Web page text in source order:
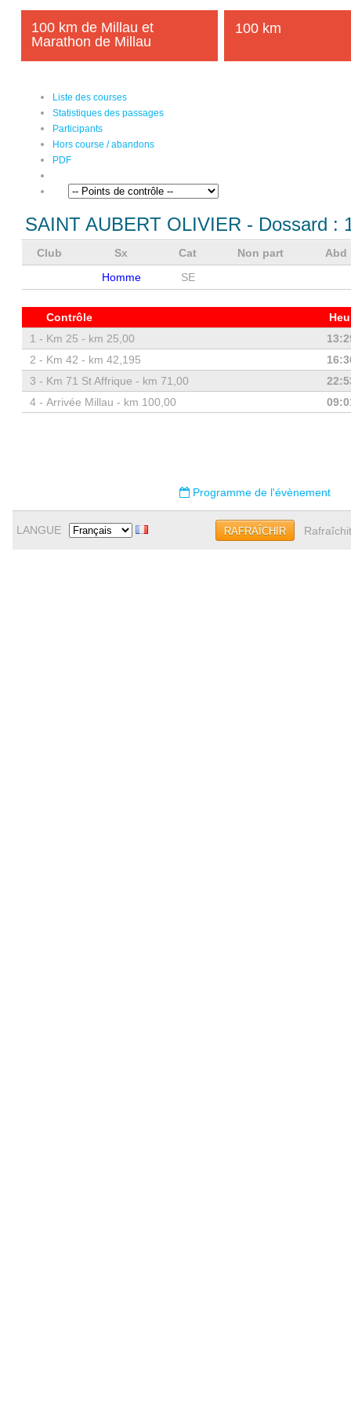
100 km de Millau et
Marathon de Millau
100 km
Liste des courses
Statistiques des passages
Participants
Hors course / abandons
PDF
SAINT AUBERT OLIVIER - Dossard :
Club Sx Cat Non part
Abd
Homme
SE
Contrôle
1 - Km 25 - km 25,00
2 - Km 42 - km 42,195
3 - Km 71 St Affrique - km 71,00
4 - Arrivée Millau - km 100,00
Programme de l'évènement
LANGUE RAFRAÎCHIR